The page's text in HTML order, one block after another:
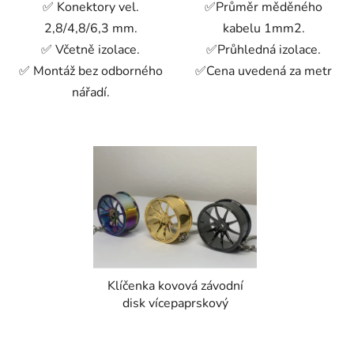
✅ Konektory vel.
2,8/4,8/6,3 mm.
✅ Včetně izolace.
✅ Montáž bez odborného
nářadí.
✅Průměr měděného
kabelu 1mm2.
✅Průhledná izolace.
✅Cena uvedená za metr
Klíčenka kovová závodní
disk vícepaprskový